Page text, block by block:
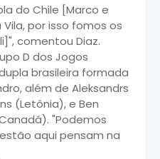
do Chile [Marco e
por isso fomos os
comentou Diaz.
D dos Jogos
brasileira formada
além de Aleksandrs
(Letônia), e Ben
"Podemos
aqui pensam na